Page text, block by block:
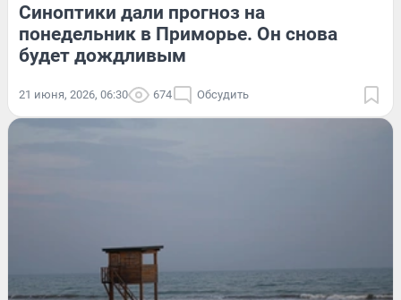
Синоптики дали прогноз на
понедельник в Приморье. Он снова
будет дождливым
21 июня, 2026, 06:30 674 Обсудить